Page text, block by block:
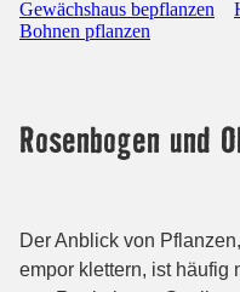
Gewächshaus bepflanzen
Bohnen pflanzen